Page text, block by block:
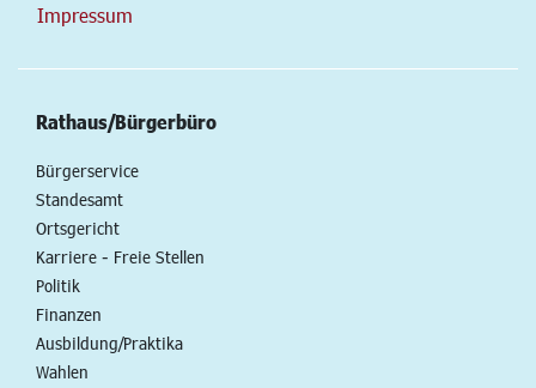
Impressum
Rathaus/Bürgerbüro
Bürgerservice
Standesamt
Ortsgericht
Karriere - Freie Stellen
Politik
Finanzen
Ausbildung/Praktika
Wahlen